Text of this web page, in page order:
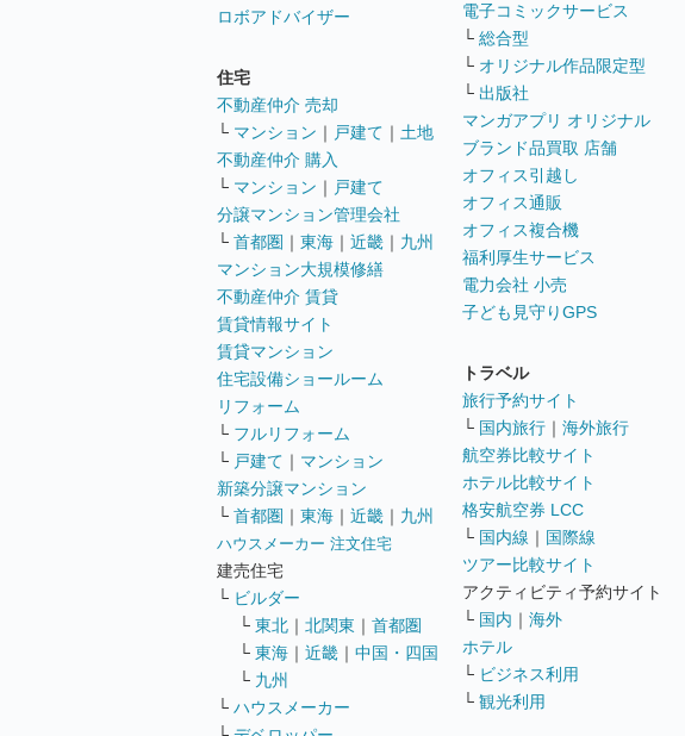
ロボアドバイザー
住宅
不動産仲介 売却
└ マンション ｜ 戸建て ｜ 土地
不動産仲介 購入
└ マンション ｜ 戸建て
分譲マンション管理会社
└ 首都圏 ｜ 東海 ｜ 近畿 ｜ 九州
マンション大規模修繕
不動産仲介 賃貸
賃貸情報サイト
賃貸マンション
住宅設備ショールーム
リフォーム
└ フルリフォーム
└ 戸建て ｜ マンション
新築分譲マンション
└ 首都圏 ｜ 東海 ｜ 近畿 ｜ 九州
ハウスメーカー 注文住宅
建売住宅
└ ビルダー
└ 東北 ｜ 北関東 ｜ 首都圏
└ 東海 ｜ 近畿 ｜ 中国・四国
└ 九州
└ ハウスメーカー
電子コミックサービス
└ 総合型
└ オリジナル作品限定型
└ 出版社
マンガアプリ オリジナル
ブランド品買取 店舗
オフィス引越し
オフィス通販
オフィス複合機
福利厚生サービス
電力会社 小売
子ども見守りGPS
トラベル
旅行予約サイト
└ 国内旅行 ｜ 海外旅行
航空券比較サイト
ホテル比較サイト
格安航空券 LCC
└ 国内線 ｜ 国際線
ツアー比較サイト
アクティビティ予約サイト
└ 国内 ｜ 海外
ホテル
└ ビジネス利用
└ 観光利用